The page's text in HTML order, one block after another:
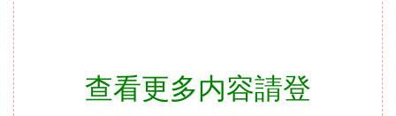
查看更多内容請登